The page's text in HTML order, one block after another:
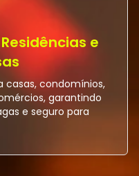
e
casas, condomínios,
garantindo
e seguro para